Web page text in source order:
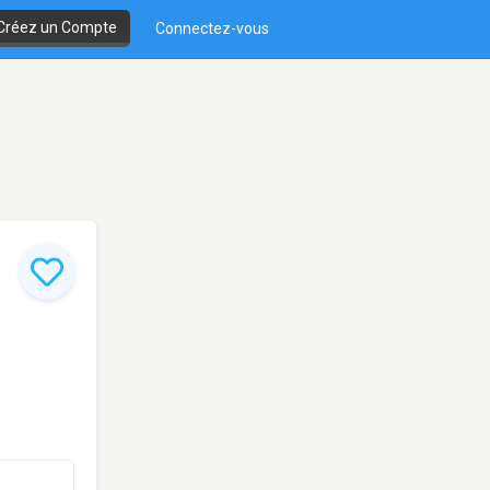
un Compte Connectez-vous